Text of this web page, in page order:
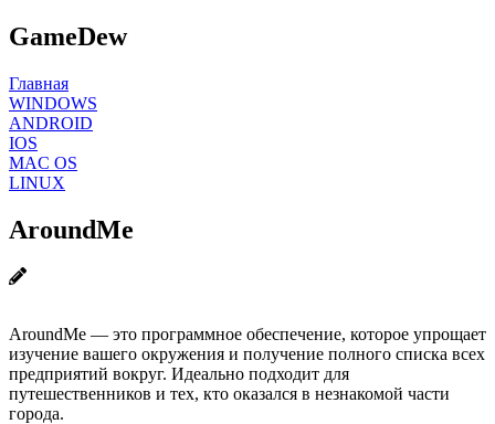
GameDew
Главная
WINDOWS
ANDROID
IOS
MAC OS
LINUX
AroundMe
AroundMe — это программное обеспечение, которое упрощает
изучение вашего окружения и получение полного списка всех
предприятий вокруг. Идеально подходит для
путешественников и тех, кто оказался в незнакомой части
города.